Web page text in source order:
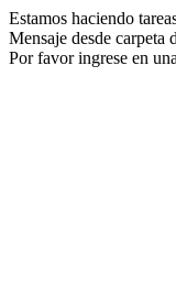
Estamos haciendo
Mensaje desde carpeta
Por favor ingrese en